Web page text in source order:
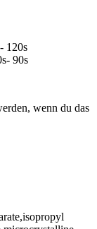
120s
90s
wenn du das